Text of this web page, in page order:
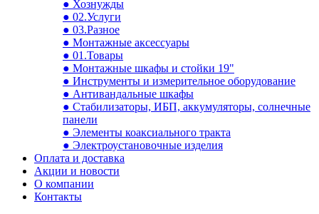
● Хознужды
● 02.Услуги
● 03.Разное
● Монтажные аксессуары
● 01.Товары
● Монтажные шкафы и стойки 19"
● Инструменты и измерительное оборудование
● Антивандальные шкафы
● Стабилизаторы, ИБП, аккумуляторы, солнечные
панели
● Элементы коаксиального тракта
● Электроустановочные изделия
Оплата и доставка
Акции и новости
О компании
Контакты